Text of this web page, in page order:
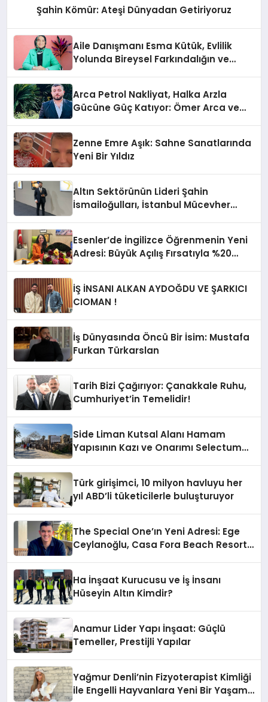
Şahin Kömür: Ateşi Dünyadan Getiriyoruz
Aile Danışmanı Esma Kütük, Evlilik
Yolunda Bireysel Farkındalığın ve
Arca Petrol Nakliyat, Halka Arzla
Gücüne Güç Katıyor: Ömer Arca ve
Zenne Emre Aşık: Sahne Sanatlarında
Yeni Bir Yıldız
Altın Sektörünün Lideri Şahin
İsmailoğulları, İstanbul Mücevher
Esenler’de İngilizce Öğrenmenin Yeni
Adresi: Büyük Açılış Fırsatıyla %20
İŞ İNSANI ALKAN AYDOĞDU VE ŞARKICI
CIOMAN !
İş Dünyasında Öncü Bir İsim: Mustafa
Furkan Türkarslan
Tarih Bizi Çağırıyor: Çanakkale Ruhu,
Cumhuriyet’in Temelidir!
Side Liman Kutsal Alanı Hamam
Yapısının Kazı ve Onarımı Selectum
Türk girişimci, 10 milyon havluyu her
yıl ABD’li tüketicilerle buluşturuyor
The Special One’ın Yeni Adresi: Ege
Ceylanoğlu, Casa Fora Beach Resort
Ha İnşaat Kurucusu ve İş İnsanı
Hüseyin Altın Kimdir?
Anamur Lider Yapı İnşaat: Güçlü
Temeller, Prestijli Yapılar
Yağmur Denli’nin Fizyoterapist Kimliği
ile Engelli Hayvanlara Yeni Bir Yaşam